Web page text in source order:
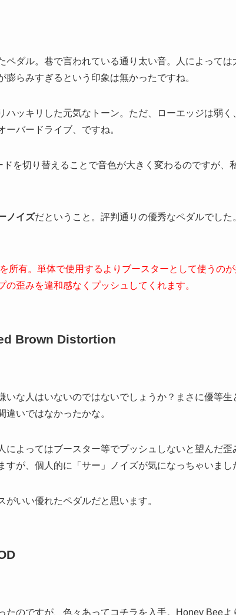
ペダル。巷で言われている通り太い音。人によって
膨らみすぎるという印象は無かったですね。
ハッキリした元気なトーン。ただ、ローエッジは弱
バードライブ、ですね。
を切り替えることで音色が大きく変わるのですが、
ノイズだということ。評判通りの優秀なペダルでした
所有。単体で使用するよりブースターとして使うの
の歪みを違和感なくプッシュしてくれます。
Brown Distortion
いな人はいないのではないでしょうか？まさに優等
違いではなかったかな。
によってはブースター等でプッシュしないと望んだ
すが、個人的に「サー」ノイズが気になっちゃいまし
いい優れたペダルだと思います。
たのですが、色々あってコチラを入手。Honey Beeよ